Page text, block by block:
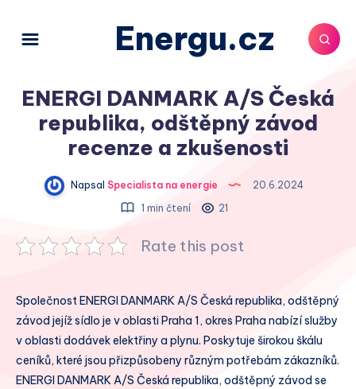
Energu.cz
ENERGI DANMARK A/S Česká
republika, odštěpný závod
recenze a zkušenosti
Napsal Specialista na energie
20.6.2024
1 min čtení
21
Rate this post
Společnost ENERGI DANMARK A/S Česká republika, odštěpný
závod jejíž sídlo je v oblasti Praha 1, okres Praha nabízí služby
v oblasti dodávek elektřiny a plynu. Poskytuje širokou škálu
ceníků, které jsou přizpůsobeny různým potřebám zákazníků.
ENERGI DANMARK A/S Česká republika, odštěpný závod se